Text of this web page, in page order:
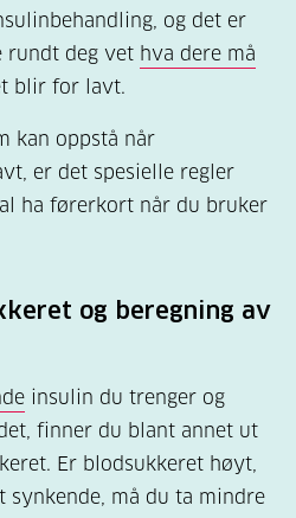
og det er
rundt deg vet hva dere må
blir for lavt.
kan oppstå når
er det spesielle regler
ha førerkort når du bruker
og beregning av
insulin du trenger og
finner du blant annet ut
Er blodsukkeret høyt,
synkende, må du ta mindre